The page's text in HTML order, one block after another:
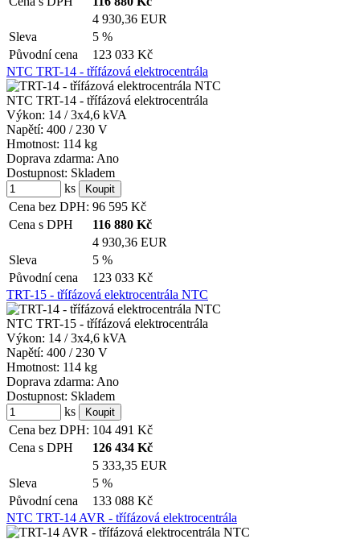
4 930,36 EUR
Sleva
5 %
Původní cena
123 033 Kč
NTC TRT-14 - třífázová elektrocentrála
NTC TRT-14 - třífázová elektrocentrála
Výkon: 14 / 3x4,6 kVA
Napětí: 400 / 230 V
Hmotnost: 114 kg
Doprava zdarma: Ano
Dostupnost: Skladem
ks
Cena bez DPH: 96 595 Kč
Cena s DPH
116 880 Kč
4 930,36 EUR
Sleva
5 %
Původní cena
123 033 Kč
TRT-15 - třífázová elektrocentrála NTC
NTC TRT-15 - třífázová elektrocentrála
Výkon: 14 / 3x4,6 kVA
Napětí: 400 / 230 V
Hmotnost: 114 kg
Doprava zdarma: Ano
Dostupnost: Skladem
ks
Cena bez DPH: 104 491 Kč
Cena s DPH
126 434 Kč
5 333,35 EUR
Sleva
5 %
Původní cena
133 088 Kč
NTC TRT-14 AVR - třífázová elektrocentrála